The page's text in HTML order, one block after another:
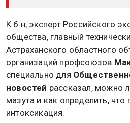
К.б.н, эксперт Российского
общества, главный
Астраханского областного
организаций профсоюзов
специально для
новостей рассказал, можно
мазута и как определить,
интоксикация.